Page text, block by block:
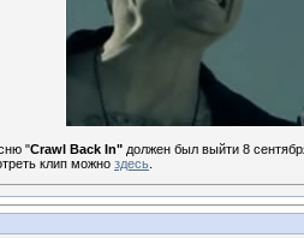
"Crawl Back In" должен был выйти 8
клип можно здесь